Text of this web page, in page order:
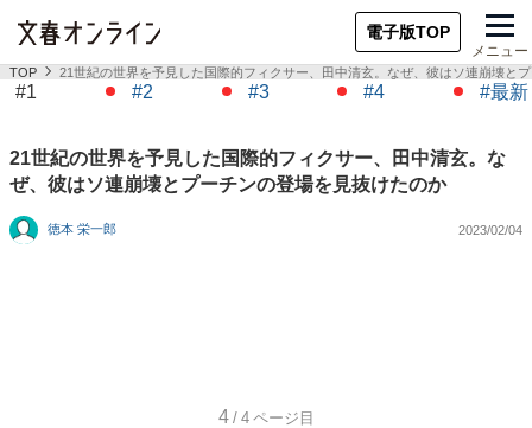
電子版TOP
メニュー
TOP 21世紀の世界を予見した国際的フィクサー、田中清玄。なぜ、彼はソ連崩壊と
#1 #2 #3 #4 #最新
21世紀の世界を予見した国際的フィクサー、田中清玄。な
ぜ、彼はソ連崩壊とプーチンの登場を見抜けたのか
徳本 栄一郎 2023/02/04
4 /4 ページ目